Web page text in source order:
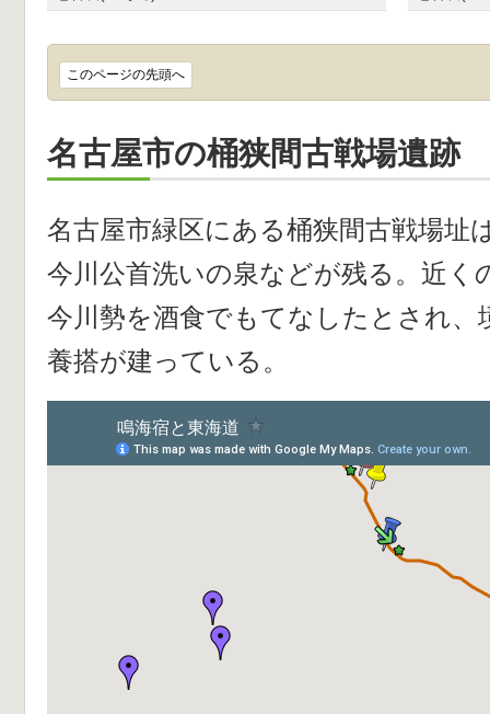
このページの先頭へ
名古屋市の桶狭間古戦場遺跡
名古屋市緑区にある桶狭間古戦場址
今川公首洗いの泉などが残る。近く
今川勢を酒食でもてなしたとされ、
養搭が建っている。